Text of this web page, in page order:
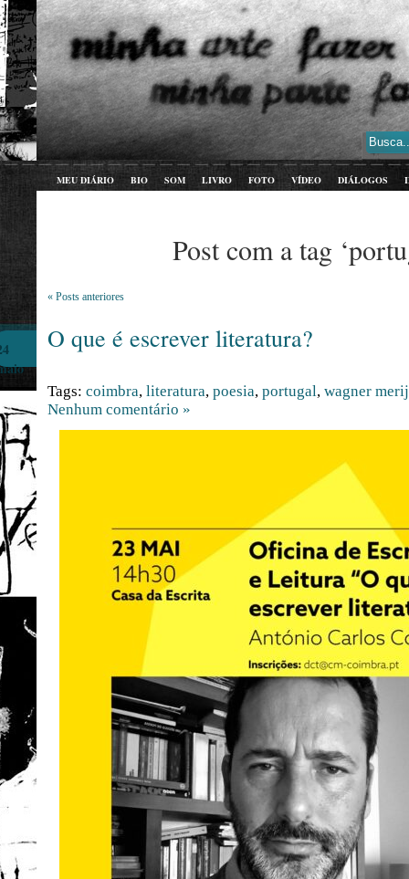
MEU DIÁRIO BIO SOM LIVRO FOTO VÍDEO DIÁLOGOS
Post com a tag
« Posts anteriores
O que é escrever literatura?
Tags: coimbra, literatura, poesia, portugal, wagner
Nenhum comentário »